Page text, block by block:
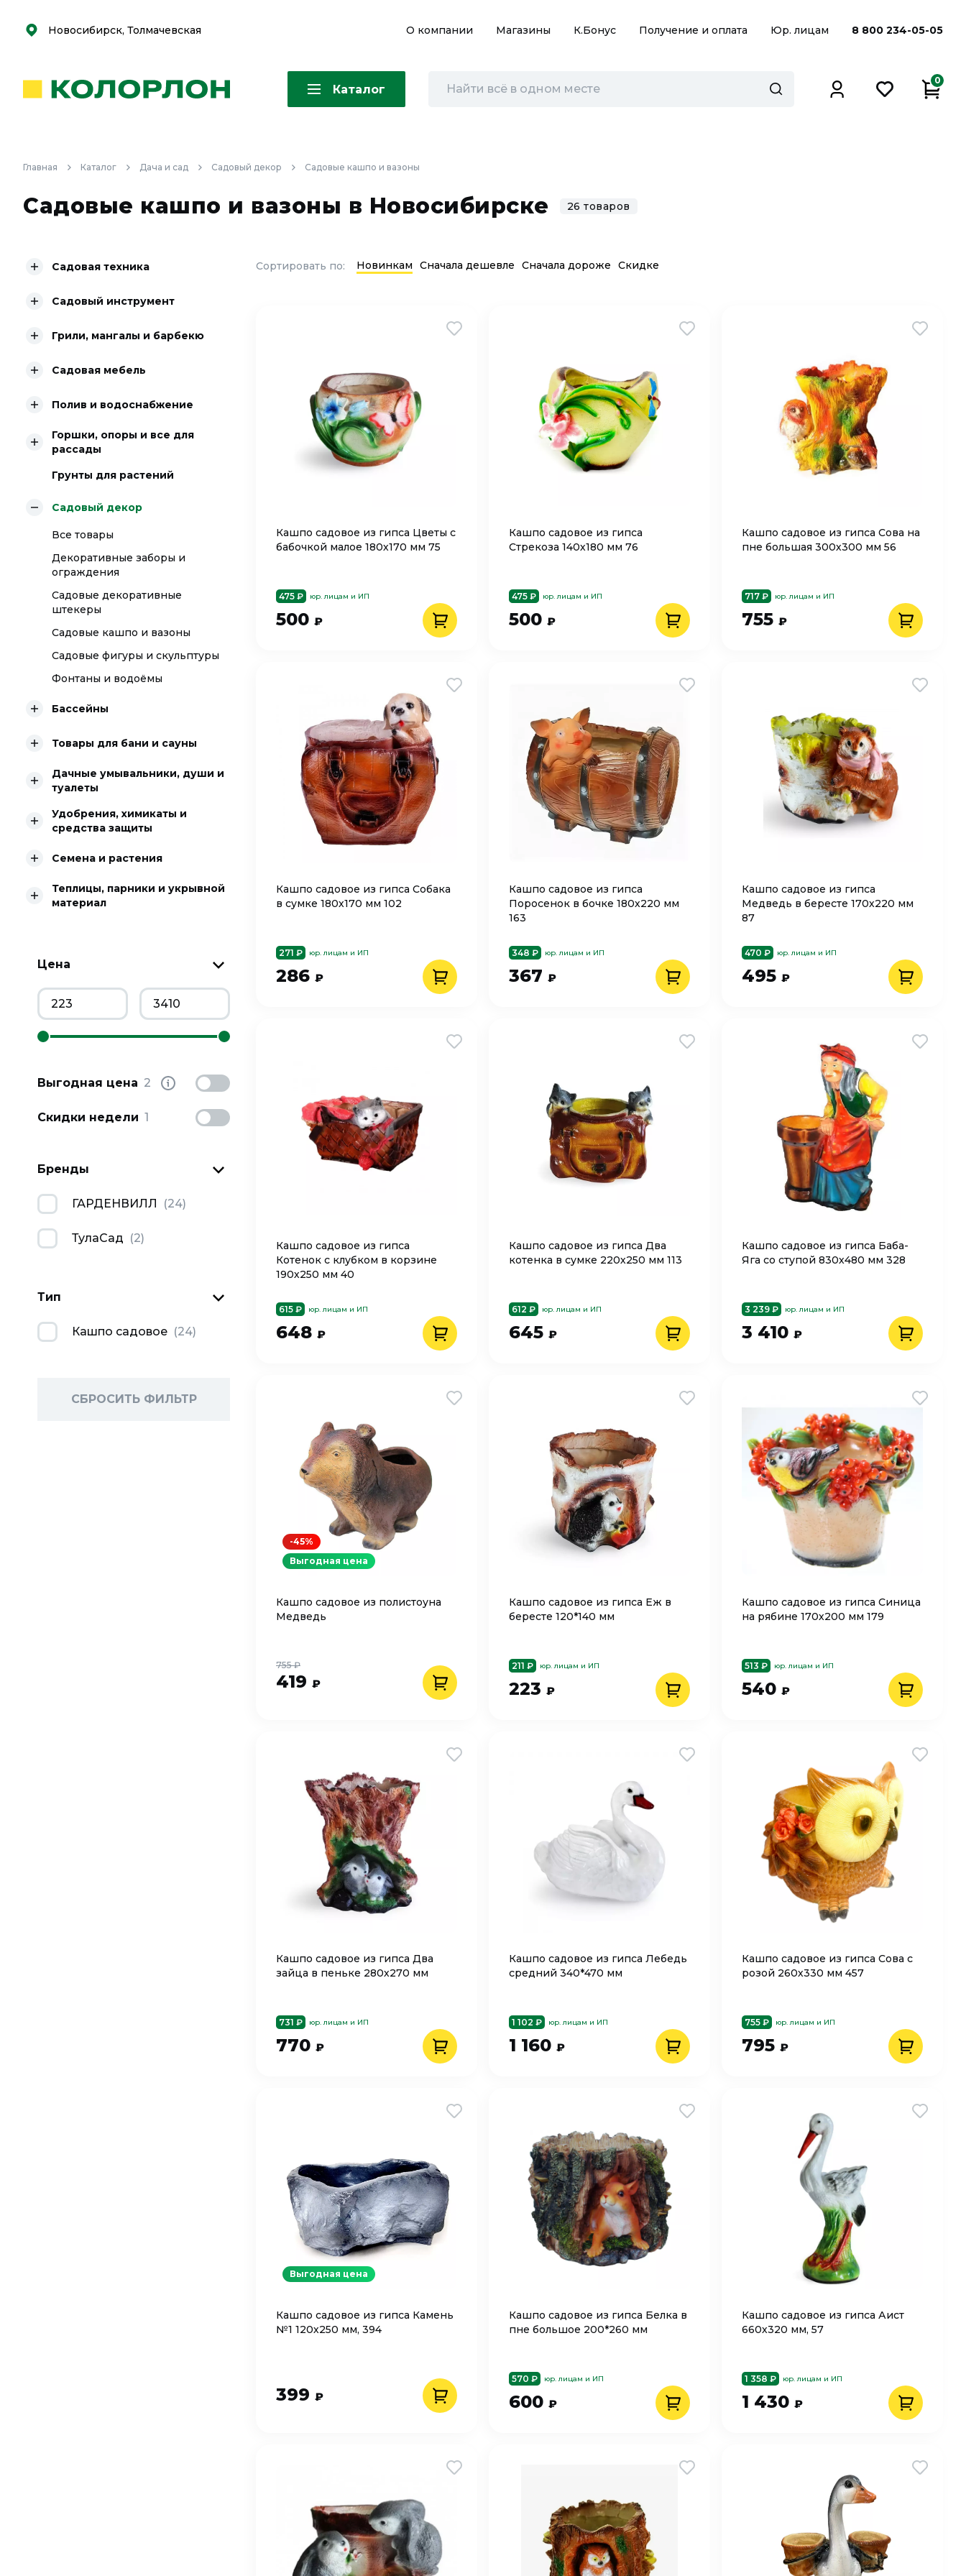
Скоро
Скоро
Новосибирск, Толмачевская О компании Магазины К.Бонус Получение и оплата Юр. лицам 8 800 234-05-05
Каталог
0
Главная Каталог Дача и сад Садовый декор Садовые кашпо и вазоны
Садовые кашпо и вазоны в Новосибирске 26 товаров
Садовая техника
Садовый инструмент
Грили, мангалы и барбекю
Садовая мебель
Полив и водоснабжение
Горшки, опоры и все для
рассады
Грунты для растений
Садовый декор
Все товары
Декоративные заборы и
ограждения
Садовые декоративные
штекеры
Садовые кашпо и вазоны
Садовые фигуры и скульптуры
Фонтаны и водоёмы
Бассейны
Товары для бани и сауны
Дачные умывальники, души и
туалеты
Удобрения, химикаты и
средства защиты
Семена и растения
Теплицы, парники и укрывной
материал
Цена
Выгодная цена 2
Скидки недели 1
Бренды
ГАРДЕНВИЛЛ (24)
ТулаСад (2)
Тип
Кашпо садовое (24)
СБРОСИТЬ ФИЛЬТР
Сортировать по: Новинкам Сначала дешевле Сначала дороже Скидке
Кашпо садовое из гипса Цветы с
бабочкой малое 180х170 мм 75
475 ₽ юр. лицам и ИП
500 ₽
Кашпо садовое из гипса
Стрекоза 140х180 мм 76
475 ₽ юр. лицам и ИП
500 ₽
Кашпо садовое из гипса Сова на
пне большая 300х300 мм 56
717 ₽ юр. лицам и ИП
755 ₽
Кашпо садовое из гипса Собака
в сумке 180х170 мм 102
271 ₽ юр. лицам и ИП
286 ₽
Кашпо садовое из гипса
Поросенок в бочке 180х220 мм
163
348 ₽ юр. лицам и ИП
367 ₽
Кашпо садовое из гипса
Медведь в бересте 170х220 мм
87
470 ₽ юр. лицам и ИП
495 ₽
Кашпо садовое из гипса
Котенок с клубком в корзине
190х250 мм 40
615 ₽ юр. лицам и ИП
648 ₽
Кашпо садовое из гипса Два
котенка в сумке 220х250 мм 113
612 ₽ юр. лицам и ИП
645 ₽
Кашпо садовое из гипса Баба-
Яга со ступой 830х480 мм 328
3 239 ₽ юр. лицам и ИП
3 410 ₽
Кашпо садовое из полистоуна
Медведь
419 ₽
755 ₽
-45%
Выгодная цена
Кашпо cадовое из гипса Еж в
бересте 120*140 мм
211 ₽ юр. лицам и ИП
223 ₽
Кашпо cадовое из гипса Синица
на рябине 170х200 мм 179
513 ₽ юр. лицам и ИП
540 ₽
Кашпо cадовое из гипса Два
зайца в пеньке 280х270 мм
731 ₽ юр. лицам и ИП
770 ₽
Кашпо cадовое из гипса Лебедь
средний 340*470 мм
1 102 ₽ юр. лицам и ИП
1 160 ₽
Кашпо cадовое из гипса Сова с
розой 260х330 мм 457
755 ₽ юр. лицам и ИП
795 ₽
Кашпо cадовое из гипса Камень
№1 120х250 мм, 394
399 ₽
Выгодная цена
Кашпо cадовое из гипса Белка в
пне большое 200*260 мм
570 ₽ юр. лицам и ИП
600 ₽
Кашпо cадовое из гипса Аист
660х320 мм, 57
1 358 ₽ юр. лицам и ИП
1 430 ₽